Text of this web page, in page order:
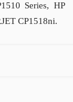
Series, HP
CP1518ni.